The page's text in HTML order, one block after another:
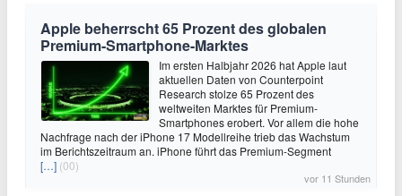
Apple beherrscht 65 Prozent des globalen
Premium-Smartphone-Marktes
Im ersten Halbjahr 2026 hat Apple laut
aktuellen Daten von Counterpoint
Research stolze 65 Prozent des
weltweiten Marktes für Premium-
Smartphones erobert. Vor allem die hohe
Nachfrage nach der iPhone 17 Modellreihe trieb das Wachstum
im Berichtszeitraum an. iPhone führt das Premium-Segment
[…] (00)
vor 11 Stunden